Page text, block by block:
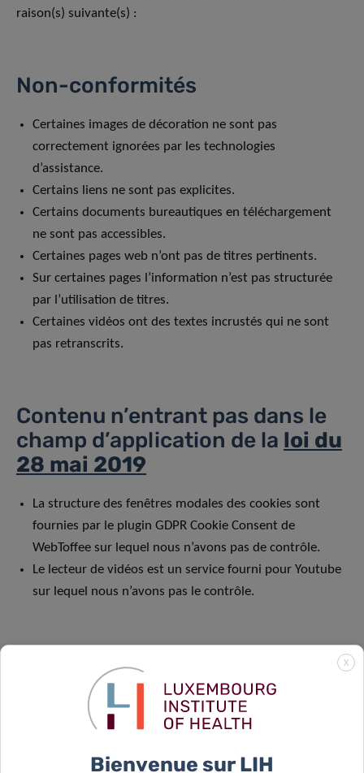
raison(s) suivante(s) :
Non-conformités
Certaines images de décoration ne sont pas
correctement ignorées par les technologies
d’assistance.
Certains liens ne sont pas explicites.
Certains documents bureautiques en téléchargement
ne sont pas accessibles.
Certaines pages web n’ont pas de titres pertinents.
Sur certaines pages l’information n’est pas structurée
par l’utilisation de titres.
Certaines vidéos ont des textes incrustés qui ne sont
pas retranscrits.
Contenu n’entrant pas dans le
champ d’application de la loi du
28 mai 2019
La structure des fenêtres modales des cookies sont
fournies par le plugin GDPR Cookie Consent de
WebToffee sur lequel nous n’avons pas de contrôle.
Le lecteur de vidéos est un service fourni pour Youtube
sur lequel nous n’avons pas le contrôle.
Préparation de la
présente déclaration sur
l’accessibilité
X
Bienvenue sur LIH